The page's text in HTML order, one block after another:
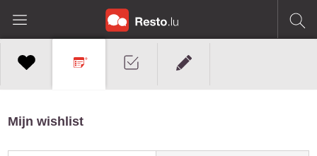
Mijn wishlist